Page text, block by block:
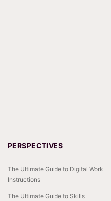
PERSPECTIVES
The Ultimate Guide to Digital Work
Instructions
The Ultimate Guide to Skills